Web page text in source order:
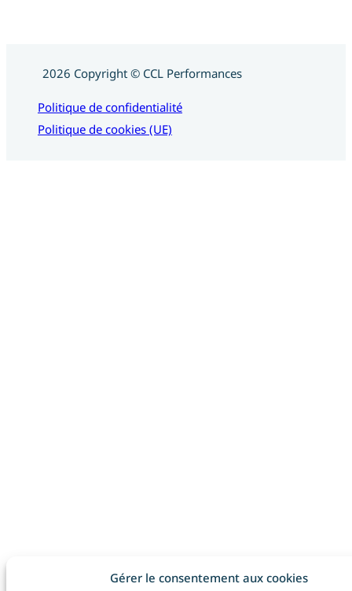
Gérer le consentement aux cookies
2026 Copyright © CCL Performances
Politique de confidentialité
Politique de cookies (UE)